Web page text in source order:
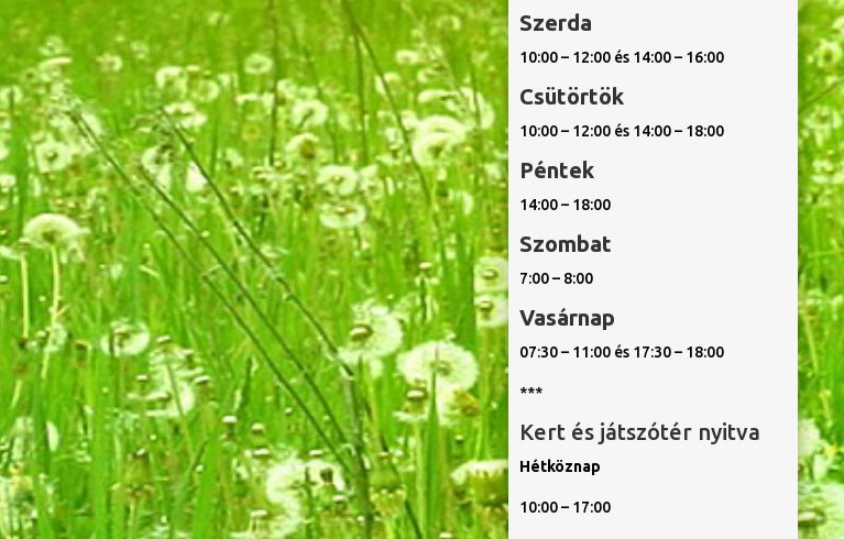
Szerda
10:00 – 12:00 és 14:00 – 16:00
Csütörtök
10:00 – 12:00 és 14:00 – 18:00
Péntek
14:00 – 18:00
Szombat
7:00 – 8:00
Vasárnap
07:30 – 11:00 és 17:30 – 18:00
***
Kert és játszótér nyitva
Hétköznap
10:00 – 17:00